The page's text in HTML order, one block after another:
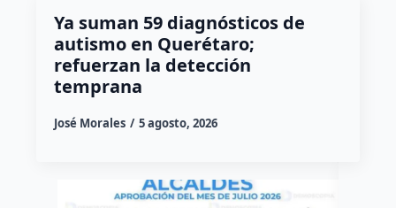
Ya suman 59 diagnósticos de
autismo en Querétaro;
refuerzan la detección
temprana
José Morales 5 agosto, 2026